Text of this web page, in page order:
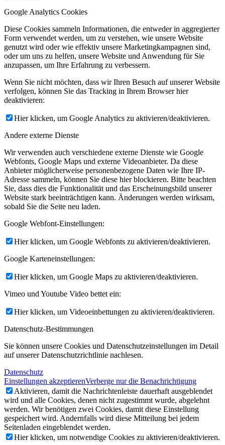
Google Analytics Cookies
Diese Cookies sammeln Informationen, die entweder in aggregierter
Form verwendet werden, um zu verstehen, wie unsere Website
genutzt wird oder wie effektiv unsere Marketingkampagnen sind,
oder um uns zu helfen, unsere Website und Anwendung für Sie
anzupassen, um Ihre Erfahrung zu verbessern.
Wenn Sie nicht möchten, dass wir Ihren Besuch auf unserer Website
verfolgen, können Sie das Tracking in Ihrem Browser hier
deaktivieren:
Hier klicken, um Google Analytics zu aktivieren/deaktivieren.
Andere externe Dienste
Wir verwenden auch verschiedene externe Dienste wie Google
Webfonts, Google Maps und externe Videoanbieter. Da diese
Anbieter möglicherweise personenbezogene Daten wie Ihre IP-
Adresse sammeln, können Sie diese hier blockieren. Bitte beachten
Sie, dass dies die Funktionalität und das Erscheinungsbild unserer
Website stark beeinträchtigen kann. Änderungen werden wirksam,
sobald Sie die Seite neu laden.
Google Webfont-Einstellungen:
Hier klicken, um Google Webfonts zu aktivieren/deaktivieren.
Google Karteneinstellungen:
Hier klicken, um Google Maps zu aktivieren/deaktivieren.
Vimeo und Youtube Video bettet ein:
Hier klicken, um Videoeinbettungen zu aktivieren/deaktivieren.
Datenschutz-Bestimmungen
Sie können unsere Cookies und Datenschutzeinstellungen im Detail
auf unserer Datenschutzrichtlinie nachlesen.
Datenschutz
Einstellungen akzeptierenVerberge nur die Benachrichtigung
Aktivieren, damit die Nachrichtenleiste dauerhaft ausgeblendet
wird und alle Cookies, denen nicht zugestimmt wurde, abgelehnt
werden. Wir benötigen zwei Cookies, damit diese Einstellung
gespeichert wird. Andernfalls wird diese Mitteilung bei jedem
Seitenladen eingeblendet werden.
Hier klicken, um notwendige Cookies zu aktivieren/deaktivieren.